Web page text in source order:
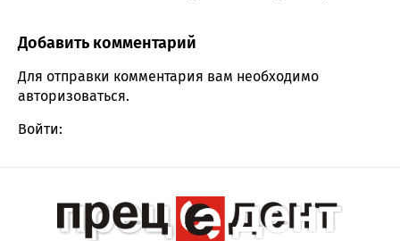
Comment section
Добавить комментарий
Для отправки комментария вам необходимо
авторизоваться.
Войти: